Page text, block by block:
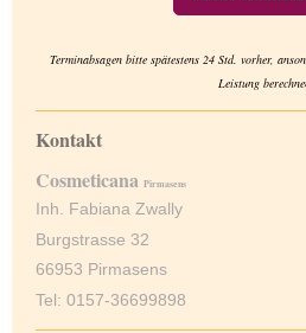
Terminabsagen bitte spätestens 24 Std. vorher,
Leistung
Kontakt
Cosmeticana Pirmasens
Inh. Fabiana Zwally
Burgstrasse 32
66953 Pirmasens
Tel: 0157-36699898